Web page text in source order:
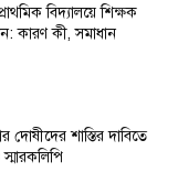
বিদ্যালয়ে শিক্ষক
কারণ কী, সমাধান
দোষীদের শাস্তির দাবিতে